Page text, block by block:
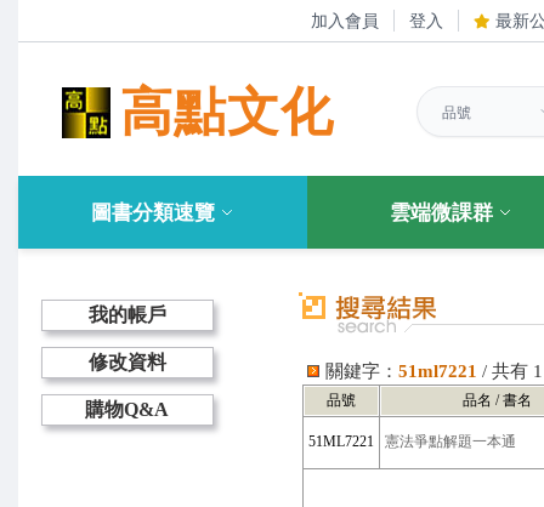
加入會員 登入 最新
高點文化
圖書分類速覽 雲端微課群
我的帳戶
修改資料
購物Q&A
關鍵字： 51ml7221 / 共有
品號 品名 / 書名
51ML7221 憲法爭點解題一本通